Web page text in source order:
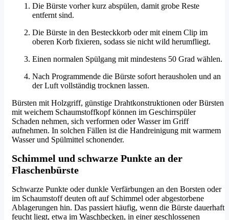
Die Bürste vorher kurz abspülen, damit grobe Reste
entfernt sind.
Die Bürste in den Besteckkorb oder mit einem Clip im
oberen Korb fixieren, sodass sie nicht wild herumfliegt.
Einen normalen Spülgang mit mindestens 50 Grad wählen.
Nach Programmende die Bürste sofort herausholen und an
der Luft vollständig trocknen lassen.
Bürsten mit Holzgriff, günstige Drahtkonstruktionen oder Bürsten
mit weichem Schaumstoffkopf können im Geschirrspüler
Schaden nehmen, sich verformen oder Wasser im Griff
aufnehmen. In solchen Fällen ist die Handreinigung mit warmem
Wasser und Spülmittel schonender.
Schimmel und schwarze Punkte an der
Flaschenbürste
Schwarze Punkte oder dunkle Verfärbungen an den Borsten oder
im Schaumstoff deuten oft auf Schimmel oder abgestorbene
Ablagerungen hin. Das passiert häufig, wenn die Bürste dauerhaft
feucht liegt, etwa im Waschbecken, in einer geschlossenen